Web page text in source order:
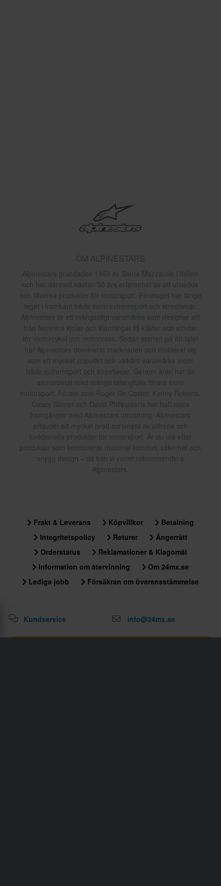
OM ALPINESTARS
Alpinestars grundades 1963 av Sante Mazzarolo i Italien
och har därmed nästan 50 års erfarenhet av att utveckla
och tillverka produkter för motorsport. Företaget har länge
legat i framkant både inom extremsport och streetwear.
Alpinestars är ett mångsidigt varumärke som designar allt
från feminina kjolar och klänningar till kläder och stövlar
för motorcykel och motocross. Sedan starten på 60-talet
har Alpinestars dominerat marknaden och etablerat sig
som ett mycket populärt och välkänt varumärke inom
både extremsport och streetwear. Genom åren har de
samarbetat med många talangfulla förare inom
motorsport. Förare som Roger De Coster, Kenny Roberts,
Casey Stoner och David Philippaerts har haft stora
framgångar med Alpinestars utrustning. Alpinestars
erbjuder ett mycket brett sortiment av stilrena och
funktionella produkter för motorsport. Är du ute efter
produkter som kombinerar maximal komfort, säkerhet och
snygg design – då kan vi varmt rekommendera
Alpinestars.
Frakt & Leverans Köpvillkor
Betalning
Integritetspolicy
Returer
Ångerrätt
Orderstatus
Reklamationer & Klagomål
Information om återvinning
Om 24mx.se
Lediga jobb
Försäkran om överensstämmelse
Kundservice info@24mx.se